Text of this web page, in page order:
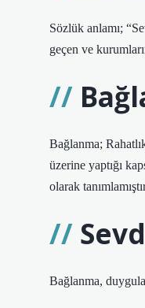
Sözlük anlamı;
geçen ve
Bağlanma;
üzerine yaptığı
olarak
Bağlanma,